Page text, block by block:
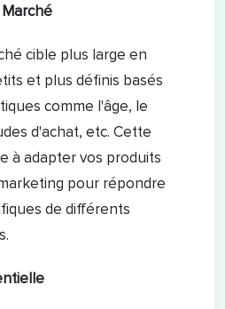
cible plus large en
et plus définis basés
comme l'âge, le
d'achat, etc. Cette
à adapter vos produits
pour répondre
de différents